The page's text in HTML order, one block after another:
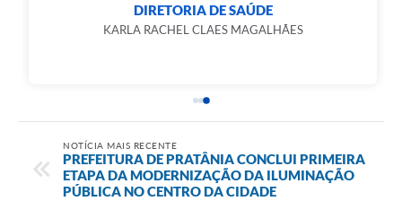
DIRETORIA DE SAÚDE
KARLA RACHEL CLAES MAGALHÃES
NOTÍCIA MAIS RECENTE
PREFEITURA DE PRATÂNIA CONCLUI PRIMEIRA
ETAPA DA MODERNIZAÇÃO DA ILUMINAÇÃO
PÚBLICA NO CENTRO DA CIDADE